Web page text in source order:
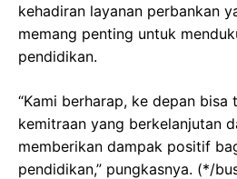
kehadiran layanan perbankan
memang penting untuk
pendidikan.
“Kami berharap, ke depan bisa
kemitraan yang berkelanjutan
memberikan dampak positif
pendidikan,” pungkasnya. (*/